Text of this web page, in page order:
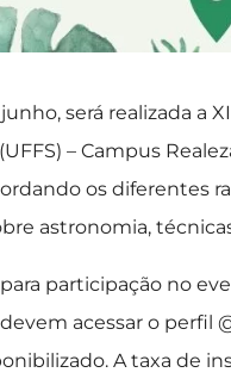
junho, será realizada a
– Campus
os diferentes
astronomia,
participação no
acessar o perfil
A taxa de